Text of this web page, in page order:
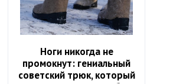
Ноги никогда не
промокнут: гениальный
советский трюк, который